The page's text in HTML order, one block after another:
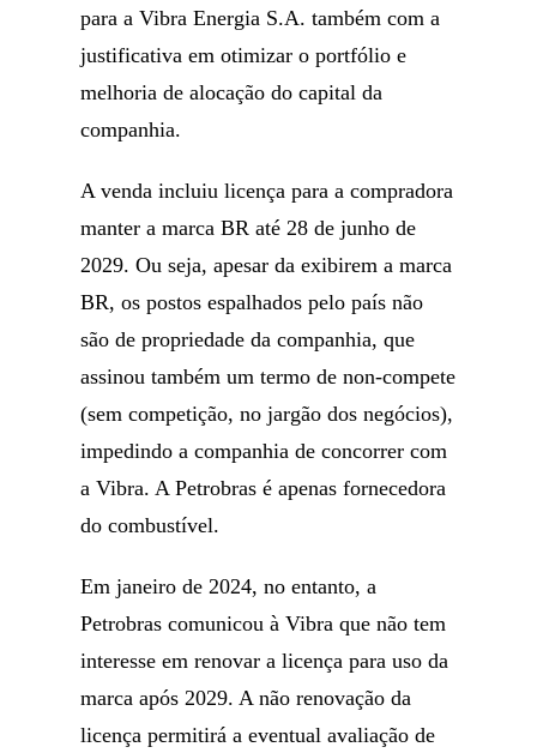
para a Vibra Energia S.A. também com a
justificativa em otimizar o portfólio e
melhoria de alocação do capital da
companhia.
A venda incluiu licença para a compradora
manter a marca BR até 28 de junho de
2029. Ou seja, apesar da exibirem a marca
BR, os postos espalhados pelo país não
são de propriedade da companhia, que
assinou também um termo de non-compete
(sem competição, no jargão dos negócios),
impedindo a companhia de concorrer com
a Vibra. A Petrobras é apenas fornecedora
do combustível.
Em janeiro de 2024, no entanto, a
Petrobras comunicou à Vibra que não tem
interesse em renovar a licença para uso da
marca após 2029. A não renovação da
licença permitirá a eventual avaliação de